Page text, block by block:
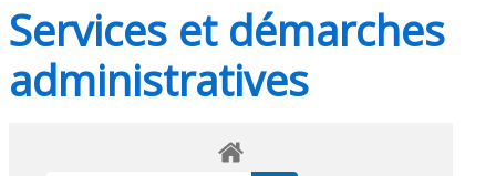
Services et démarches
administratives